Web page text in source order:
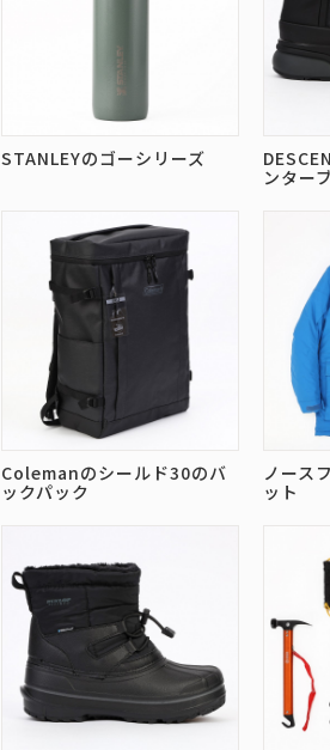
STANLEYのゴーシリーズ
ンター
Colemanのシールド30のバ
ックパック
ノース
ット